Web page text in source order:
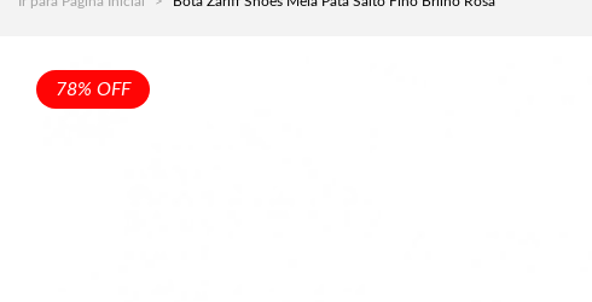
78% OFF